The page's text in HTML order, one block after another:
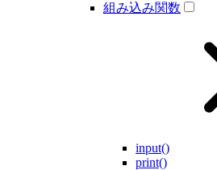
組み込み関数
input()
print()